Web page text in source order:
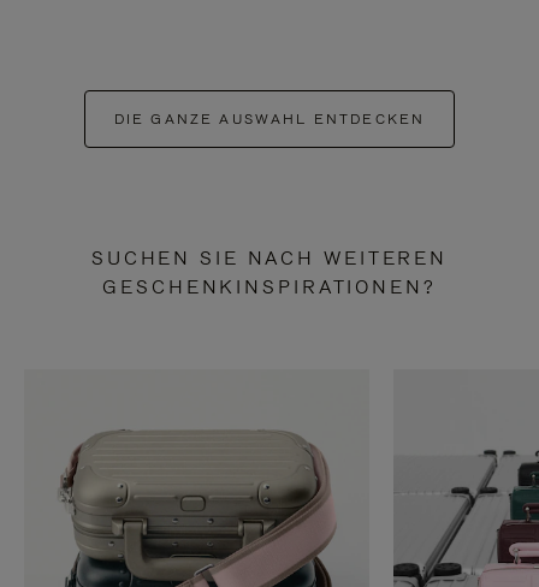
DIE GANZE AUSWAHL ENTDECKEN
SUCHEN SIE NACH WEITEREN
GESCHENKINSPIRATIONEN?